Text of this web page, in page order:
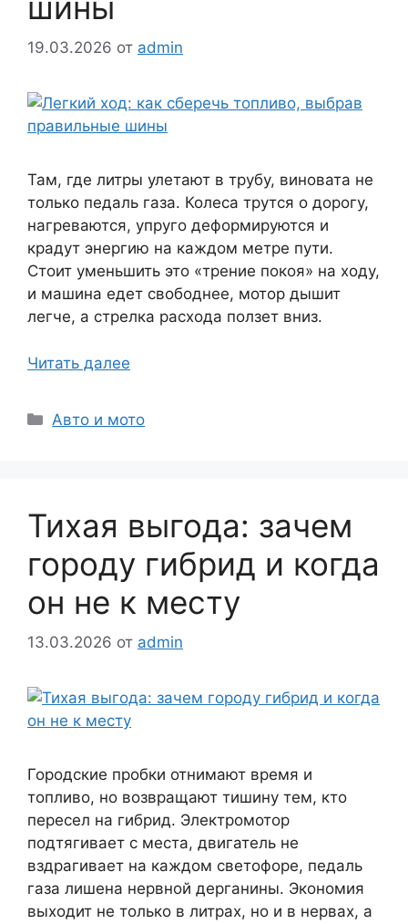
19.03.2026 от admin
Там, где литры улетают в трубу, виновата не
только педаль газа. Колеса трутся о дорогу,
нагреваются, упруго деформируются и
крадут энергию на каждом метре пути.
Стоит уменьшить это «трение покоя» на ходу,
и машина едет свободнее, мотор дышит
легче, а стрелка расхода ползет вниз.
Читать далее
Рубрики
Авто и мото
Тихая выгода: зачем
городу гибрид и когда
он не к месту
13.03.2026 от admin
Городские пробки отнимают время и
топливо, но возвращают тишину тем, кто
пересел на гибрид. Электромотор
подтягивает с места, двигатель не
вздрагивает на каждом светофоре, педаль
газа лишена нервной дерганины. Экономия
выходит не только в литрах, но и в нервах, а